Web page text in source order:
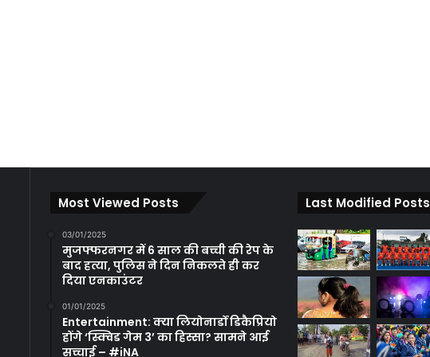
Most Viewed Posts
03/01/2025
मुजफ्फरनगर में 6 साल की बच्ची की रेप के
बाद हत्या, पुलिस ने दिन निकलते ही कर
दिया एनकाउंटर
01/01/2025
Entertainment: क्या लियोनार्डो डिकैप्रियो
होंगे ‘स्क्विड गेम 3’ का हिस्सा? सामने आई
सच्चाई – #iNA
Last Modified Posts